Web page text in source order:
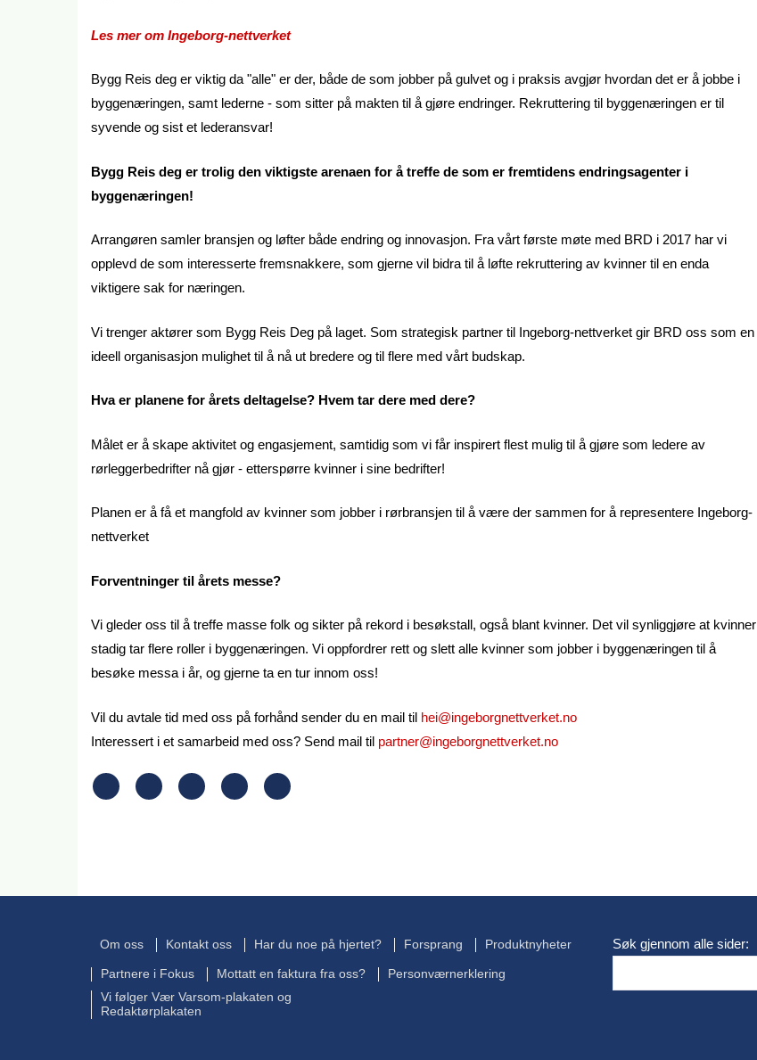
Les mer om Ingeborg-nettverket
Bygg Reis deg er viktig da "alle" er der, både de som jobber på gulvet og i praksis avgjør hvordan det er å jobbe i
byggenæringen, samt lederne - som sitter på makten til å gjøre endringer. Rekruttering til byggenæringen er til
syvende og sist et lederansvar!
Bygg Reis deg er trolig den viktigste arenaen for å treffe de som er fremtidens endringsagenter i
byggenæringen!
Arrangøren samler bransjen og løfter både endring og innovasjon. Fra vårt første møte med BRD i 2017 har vi
opplevd de som interesserte fremsnakkere, som gjerne vil bidra til å løfte rekruttering av kvinner til en enda
viktigere sak for næringen.
Vi trenger aktører som Bygg Reis Deg på laget. Som strategisk partner til Ingeborg-nettverket gir BRD oss som en
ideell organisasjon mulighet til å nå ut bredere og til flere med vårt budskap.
Hva er planene for årets deltagelse? Hvem tar dere med dere?
Målet er å skape aktivitet og engasjement, samtidig som vi får inspirert flest mulig til å gjøre som ledere av
rørleggerbedrifter nå gjør - etterspørre kvinner i sine bedrifter!
Planen er å få et mangfold av kvinner som jobber i rørbransjen til å være der sammen for å representere Ingeborg-
nettverket
Forventninger til årets messe?
Vi gleder oss til å treffe masse folk og sikter på rekord i besøkstall, også blant kvinner. Det vil synliggjøre at kvinner
stadig tar flere roller i byggenæringen. Vi oppfordrer rett og slett alle kvinner som jobber i byggenæringen til å
besøke messa i år, og gjerne ta en tur innom oss!
Vil du avtale tid med oss på forhånd sender du en mail til hei@ingeborgnettverket.no
Interessert i et samarbeid med oss? Send mail til partner@ingeborgnettverket.no
Om oss Kontakt oss Har du noe på hjertet? Forsprang Produktnyheter
Partnere i Fokus Mottatt en faktura fra oss?
Personværnerklering
Vi følger Vær Varsom-plakaten og
Redaktørplakaten
Søk gjennom alle sider: